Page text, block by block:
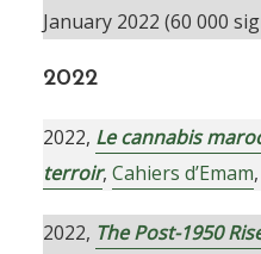
January 2022 (60 000
2022
2022, Le cannabis
terroir, Cahiers d’Emam
2022, The Post-1950